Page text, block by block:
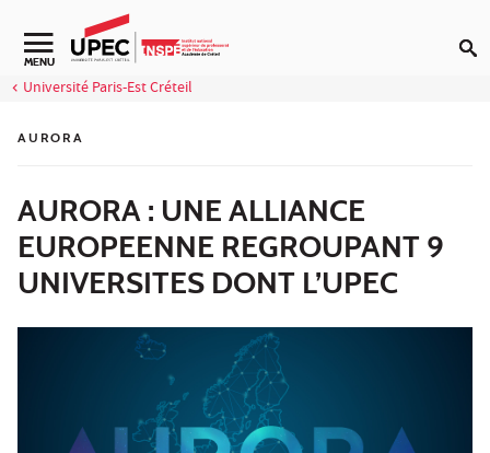
Aller au contenu
Navigation secondaire
MENU
Université Paris-Est Créteil
AURORA
AURORA : UNE ALLIANCE
EUROPEENNE REGROUPANT 9
UNIVERSITES DONT L’UPEC